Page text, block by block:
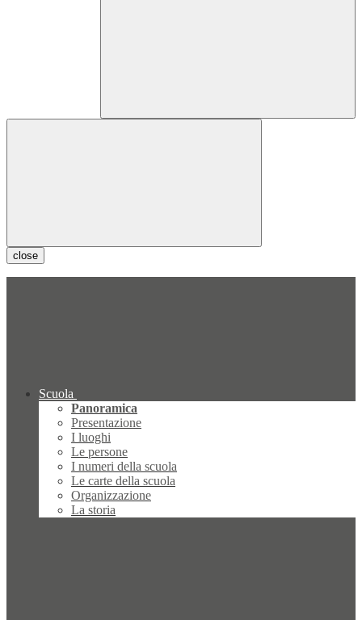
close
Scuola
Panoramica
Presentazione
I luoghi
Le persone
I numeri della scuola
Le carte della scuola
Organizzazione
La storia